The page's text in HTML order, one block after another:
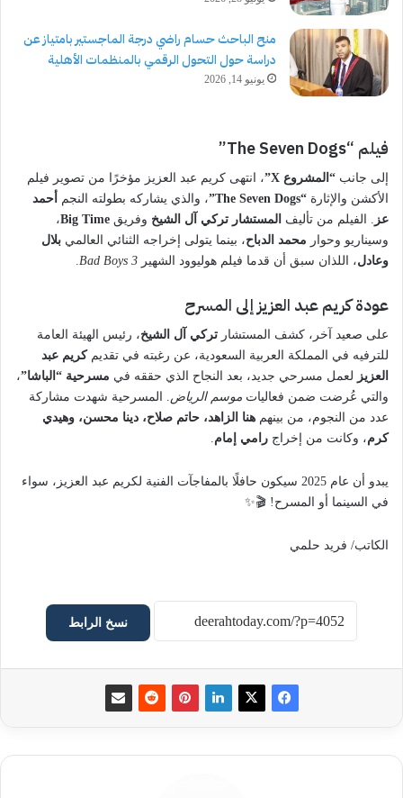
منح الباحث حسام راضي درجة الماجستير بامتياز عن
دراسة حول التحول الرقمي بالمنظمات الأهلية
يونيو 14, 2026
فيلم “The Seven Dogs”
إلى جانب “المشروع X”
، انتهى كريم عبد العزيز مؤخرًا من تصوير فيلم
الأكشن والإثارة “The Seven Dogs” ، والذي يشاركه بطولته النجم
أحمد
عز
. الفيلم من تأليف المستشار تركي آل الشيخ وفريق Big Time،
وسيناريو وحوار محمد الدباح، بينما يتولى إخراجه الثنائي العالمي بلال
وعادل، اللذان سبق أن قدما فيلم هوليوود الشهير Bad Boys 3
عودة كريم عبد العزيز إلى المسرح
على صعيد آخر، كشف المستشار تركي آل الشيخ، رئيس الهيئة العامة
للترفيه في المملكة العربية السعودية، عن رغبته في تقديمكريم عبد
العزيز لعمل مسرحي جديد، بعد النجاح الذي حققه في مسرحية “الباشا”،
والتي عُرضت ضمن فعاليات موسم الرياض . المسرحية شهدت مشاركة
عدد من النجوم، من بينهم هنا الزاهد، حاتم صلاح، دينا محسن، وهيدي
كرم، وكانت من إخراج رامي إمام
يبدو أن عام 2025 سيكون حافلًا بالمفاجآت الفنية لكريم عبد العزيز، سواء
في السينما أو المسرح! 🎬✨
الكاتب/ فريد حلمي
نسخ الرابط